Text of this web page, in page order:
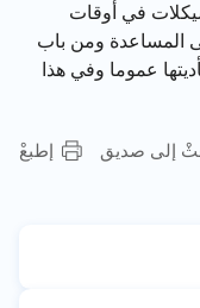
في أوقات
المساعدة ومن باب
عموما وفي هذا
إطبعْ
إلى صديق